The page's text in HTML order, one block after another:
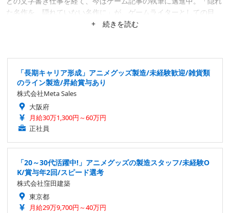
た名作を、隠れていない名作に」が、ゲームライターとしての目
標。隙あらば、あまり知られていない作品にスポットを当てたが
+ 続きを読む
「長期キャリア形成」アニメグッズ製造/未経験歓迎/雑貨類
のライン製造/昇給賞与あり
株式会社Meta Sales
大阪府
月給30万1,300円～60万円
正社員
「20～30代活躍中!」アニメグッズの製造スタッフ/未経験O
K/賞与年2回/スピード選考
株式会社窪田建築
東京都
月給29万9,700円～40万円